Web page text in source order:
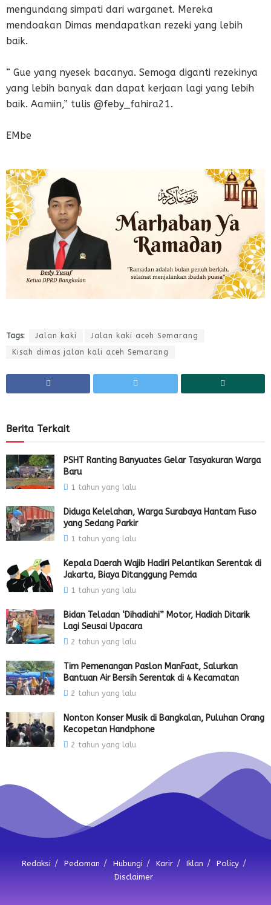
mengundang simpati dari warganet. Mereka
mendoakan Dimas mendapatkan rezeki yang lebih
baik.
“ Gue yang nyesek bacanya. Semoga diganti rezekinya
yang lebih banyak dan dapat kerjaan lagi yang lebih
baik. Aamiin,” tulis @feby_fahira21.
EMbe
Tags: Jalan kaki
Jalan kaki aceh Semarang
Kisah dimas jalan kali aceh Semarang
Berita Terkait
PSHT Ranting Banyuates Gelar Tasyakuran Warga
Baru
1 tahun yang lalu
Diduga Kelelahan, Warga Surabaya Hantam Fuso
yang Sedang Parkir
1 tahun yang lalu
Kepala Daerah Wajib Hadiri Pelantikan Serentak di
Jakarta, Biaya Ditanggung Pemda
1 tahun yang lalu
Bidan Teladan ‘Dihadiahi” Motor, Hadiah Ditarik
Lagi Seusai Upacara
2 tahun yang lalu
Tim Pemenangan Paslon ManFaat, Salurkan
Bantuan Air Bersih Serentak di 4 Kecamatan
2 tahun yang lalu
Nonton Konser Musik di Bangkalan, Puluhan Orang
Kecopetan Handphone
2 tahun yang lalu
Redaksi Pedoman Hubungi Karir Iklan
Policy
Disclaimer